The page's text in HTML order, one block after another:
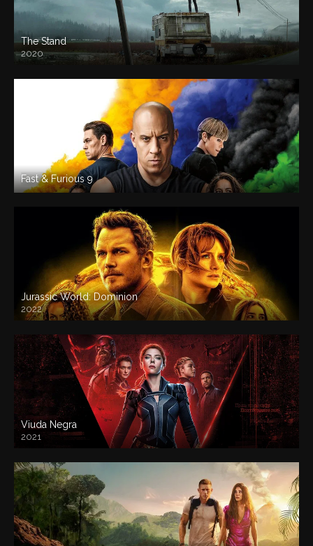
The Stand
2020
Fast & Furious 9
Jurassic World: Dominion
2022
Viuda Negra
2021